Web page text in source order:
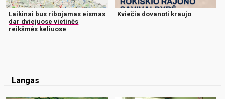
Laikinai bus ribojamas eismas
dar dviejuose vietinės
reikšmės keliuose
Kviečia dovanoti kraujo
Langas